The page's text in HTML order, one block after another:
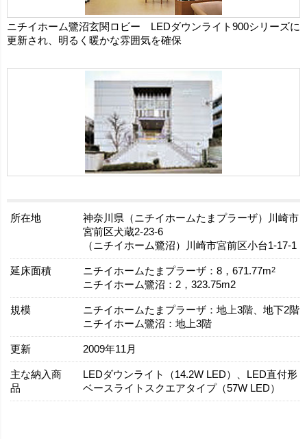
ニチイホーム鷺沼玄関ロビー LEDダウンライト900シリーズに
更新され、明るく暖かな雰囲気を確保
所在地
神奈川県（ニチイホームたまプラーザ）川崎市
宮前区犬蔵2-23-6
（ニチイホーム鷺沼）川崎市宮前区小台1-17-1
延床面積 ニチイホームたまプラーザ：8，671.77m2
ニチイホーム鷺沼：2，323.75m2
規模
ニチイホームたまプラーザ：地上3階、地下2階
ニチイホーム鷺沼：地上3階
更新 2009年11月
主な納入商
品
LEDダウンライト（14.2W LED）、LED直付形
ベースライトスクエアタイプ（57W LED）